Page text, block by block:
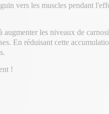
vers les muscles pendant
les niveaux de
En réduisant cette
!